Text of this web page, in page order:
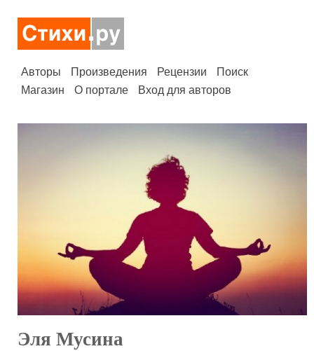
Авторы Произведения Рецензии
Поиск
Магазин
О портале Вход для авторов
Эля Мусина